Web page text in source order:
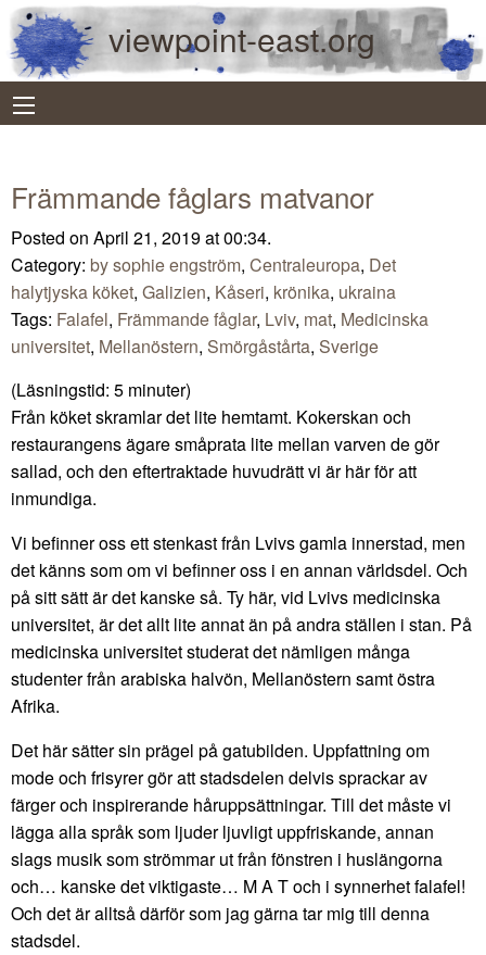
viewpoint-east.org
Främmande fåglars matvanor
Posted on April 21, 2019 at 00:34.
Category: by sophie engström, Centraleuropa, Det
halytjyska köket, Galizien, Kåseri, krönika, ukraina
Tags: Falafel, Främmande fåglar, Lviv, mat, Medicinska
universitet, Mellanöstern, Smörgåstårta, Sverige
(Läsningstid: 5 minuter)
Från köket skramlar det lite hemtamt. Kokerskan och
restaurangens ägare småprata lite mellan varven de gör
sallad, och den eftertraktade huvudrätt vi är här för att
inmundiga.
Vi befinner oss ett stenkast från Lvivs gamla innerstad, men
det känns som om vi befinner oss i en annan världsdel. Och
på sitt sätt är det kanske så. Ty här, vid Lvivs medicinska
universitet, är det allt lite annat än på andra ställen i stan. På
medicinska universitet studerat det nämligen många
studenter från arabiska halvön, Mellanöstern samt östra
Afrika.
Det här sätter sin prägel på gatubilden. Uppfattning om
mode och frisyrer gör att stadsdelen delvis sprackar av
färger och inspirerande håruppsättningar. Till det måste vi
lägga alla språk som ljuder ljuvligt uppfriskande, annan
slags musik som strömmar ut från fönstren i huslängorna
och… kanske det viktigaste… M A T och i synnerhet falafel!
Och det är alltså därför som jag gärna tar mig till denna
stadsdel.